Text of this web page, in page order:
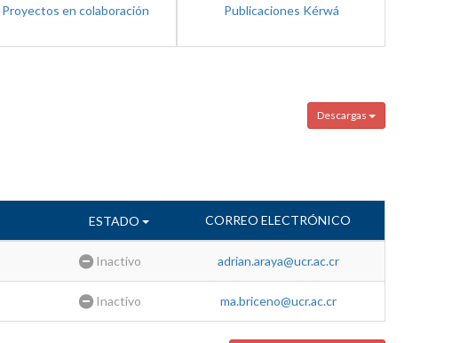
Proyectos en colaboración Publicaciones Kérwá
Descargas
ESTADO CORREO ELECTRÓNICO
Inactivo adrian.araya@ucr.ac.cr
Inactivo ma.briceno@ucr.ac.cr